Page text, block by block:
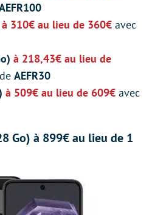
à 310€ au lieu de 360€ avec
à 218,43€ au lieu de
AEFR30
à 509€ au lieu de 609€ avec
Go) à 899€ au lieu de 1